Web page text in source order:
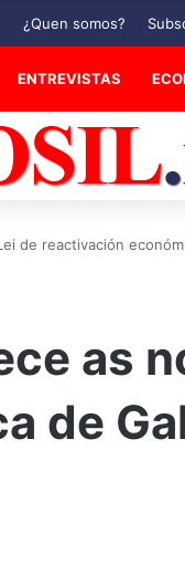
¿Quen somos?
ENTREVISTAS
de reactivación
as
de